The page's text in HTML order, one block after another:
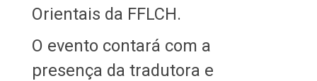
Orientais da FFLCH.
O evento contará com a
presença da tradutora e